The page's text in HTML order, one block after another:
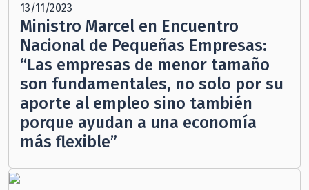
13/11/2023
Ministro Marcel en Encuentro
Nacional de Pequeñas Empresas:
“Las empresas de menor tamaño
son fundamentales, no solo por su
aporte al empleo sino también
porque ayudan a una economía
más flexible”